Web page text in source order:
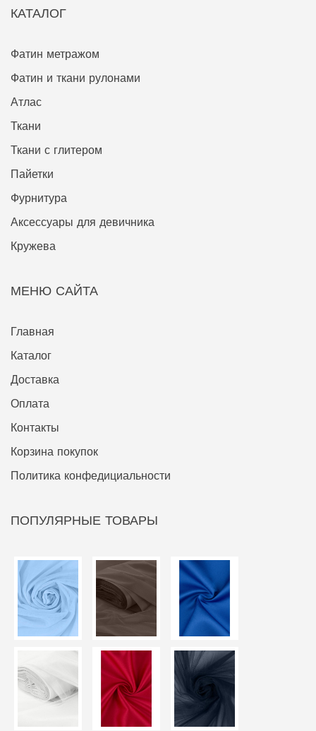
КАТАЛОГ
Фатин метражом
Фатин и ткани рулонами
Атлас
Ткани
Ткани с глитером
Пайетки
Фурнитура
Аксессуары для девичника
Кружева
МЕНЮ САЙТА
Главная
Каталог
Доставка
Оплата
Контакты
Корзина покупок
Политика конфедициальности
ПОПУЛЯРНЫЕ ТОВАРЫ